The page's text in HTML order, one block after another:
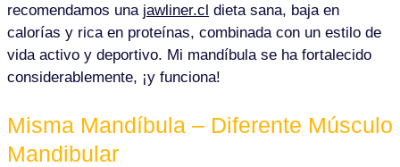
recomendamos una jawliner.cl dieta sana, baja en
calorías y rica en proteínas, combinada con un estilo de
vida activo y deportivo. Mi mandíbula se ha fortalecido
considerablemente, ¡y funciona!
Misma Mandíbula – Diferente Músculo
Mandibular